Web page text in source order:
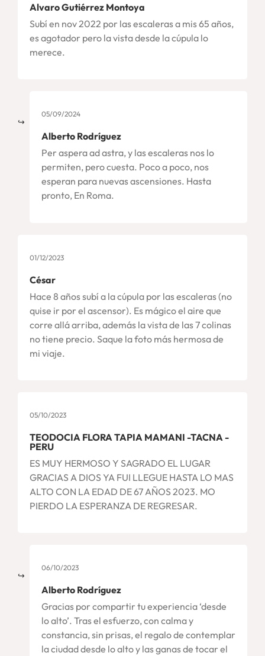
Alvaro Gutiérrez Montoya
Subí en nov 2022 por las escaleras a mis 65 años,
es agotador pero la vista desde la cúpula lo
merece.
05/09/2024
Alberto Rodríguez
Per aspera ad astra, y las escaleras nos lo
permiten, pero cuesta. Poco a poco, nos
esperan para nuevas ascensiones. Hasta
pronto, En Roma.
01/12/2023
César
Hace 8 años subí a la cúpula por las escaleras (no
quise ir por el ascensor). Es mágico el aire que
corre allá arriba, además la vista de las 7 colinas
no tiene precio. Saque la foto más hermosa de
mi viaje.
05/10/2023
TEODOCIA FLORA TAPIA MAMANI -TACNA -
PERU
ES MUY HERMOSO Y SAGRADO EL LUGAR
GRACIAS A DIOS YA FUI LLEGUE HASTA LO MAS
ALTO CON LA EDAD DE 67 AÑOS 2023. MO
PIERDO LA ESPERANZA DE REGRESAR.
06/10/2023
Alberto Rodríguez
Gracias por compartir tu experiencia ‘desde
lo alto’. Tras el esfuerzo, con calma y
constancia, sin prisas, el regalo de contemplar
la ciudad desde lo alto y las ganas de tocar el